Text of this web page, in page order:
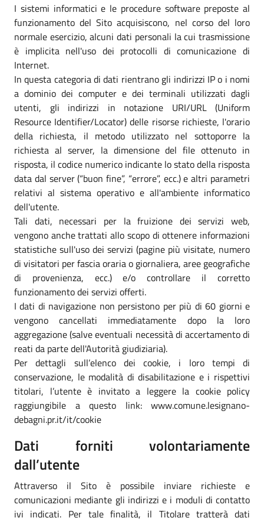
I sistemi informatici e le procedure software preposte al
funzionamento del Sito acquisiscono, nel corso del loro
normale esercizio, alcuni dati personali la cui trasmissione
è implicita nell'uso dei protocolli di comunicazione di
Internet.
In questa categoria di dati rientrano gli indirizzi IP o i nomi
a dominio dei computer e dei terminali utilizzati dagli
utenti, gli indirizzi in notazione URI/URL (Uniform
Resource Identifier/Locator) delle risorse richieste, l'orario
della richiesta, il metodo utilizzato nel sottoporre la
richiesta al server, la dimensione del file ottenuto in
risposta, il codice numerico indicante lo stato della risposta
data dal server (“buon fine”, “errore”, ecc.) e altri parametri
relativi al sistema operativo e all'ambiente informatico
dell'utente.
Tali dati, necessari per la fruizione dei servizi web,
vengono anche trattati allo scopo di ottenere informazioni
statistiche sull'uso dei servizi (pagine più visitate, numero
di visitatori per fascia oraria o giornaliera, aree geografiche
di provenienza, ecc.) e/o controllare il corretto
funzionamento dei servizi offerti.
I dati di navigazione non persistono per più di 60 giorni e
vengono cancellati immediatamente dopo la loro
aggregazione (salve eventuali necessità di accertamento di
reati da parte dell'Autorità giudiziaria).
Per dettagli sull’elenco dei cookie, i loro tempi di
conservazione, le modalità di disabilitazione e i rispettivi
titolari, l’utente è invitato a leggere la cookie policy
raggiungibile a questo link: www.comune.lesignano-
debagni.pr.it/it/cookie
Dati forniti volontariamente
dall’utente
Attraverso il Sito è possibile inviare richieste e
comunicazioni mediante gli indirizzi e i moduli di contatto
ivi indicati. Per tale finalità, il Titolare tratterà dati